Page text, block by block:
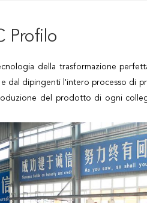
Profilo
della trasformazione
dal dipingenti l'intero processo di
del prodotto di ogni